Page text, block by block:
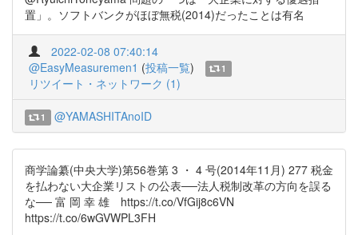
置」。ソフトバンクがほぼ無税(2014)だったことは有名
2022-02-08 07:40:14
@EasyMeasuremen1 (投稿一覧) 1
リツイート・ネットワーク (1)
1 @YAMASHITAnoID
商学論纂(中央大学)第56巻第 3 ・ 4 号(2014年11月) 277 税金
を払わない大企業リストの公表──法人税制改革の方向を誤る
な── 富 岡 幸 雄 https://t.co/VfGij8c6VN
https://t.co/6wGVWPL3FH